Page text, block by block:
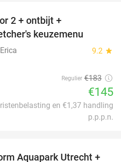
2 + ontbijt +
keuzemenu
9.2 star
Regulier €183
€145
en €1,37 handling
p.p.p.n.
Aquapark Utrecht +